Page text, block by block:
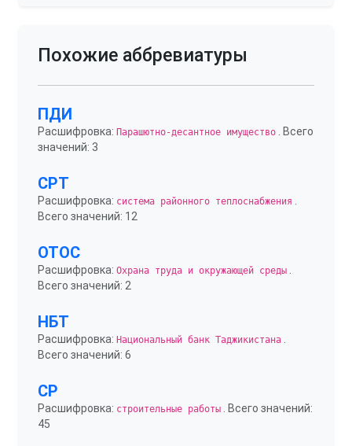
Похожие аббревиатуры
ПДИ
Расшифровка: Парашютно-десантное имущество . Всего
значений: 3
СРТ
Расшифровка: система районного теплоснабжения
Всего значений: 12
ОТОС
Расшифровка: Охрана труда и окружающей среды
Всего значений: 2
НБТ
Расшифровка: Национальный банк Таджикистана
Всего значений: 6
СР
Расшифровка: строительные работы . Всего значений:
45